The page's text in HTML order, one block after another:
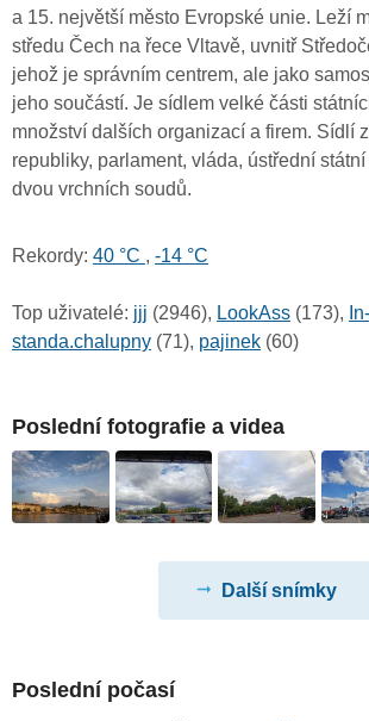
a 15. největší město Evropské unie. Leží
středu Čech na řece Vltavě, uvnitř
jehož je správním centrem, ale jako
jeho součástí. Je sídlem velké části
množství dalších organizací a firem. Sídlí
republiky, parlament, vláda, ústřední
dvou vrchních soudů.
Rekordy: 40 °C , -14 °C
Top uživatelé: jjj (2946), LookAss (173),
standa.chalupny (71), pajinek (60)
Poslední fotografie a videa
Další snímky
Poslední počasí